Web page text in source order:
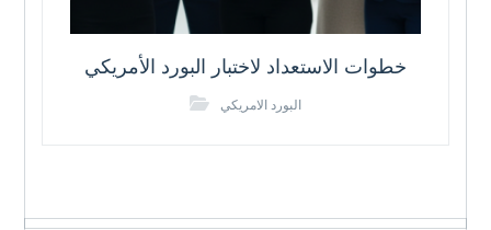
خطوات الاستعداد لاختبار البورد الأمريكي
البورد الامريكي